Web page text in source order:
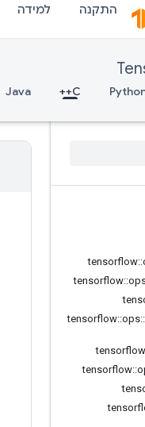
התקנה למידה
C++
Java
tensorflow::
tensorflow::
tensorflow::ops::
tensorflow
tensorflow::